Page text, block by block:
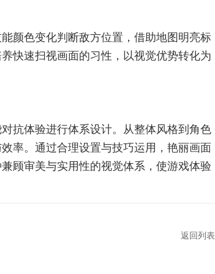
颜色变化判断敌方位置，借助地图明亮标
快速扫视画面的习性，以视觉优势转化为
抗体验进行体系设计。从整体风格到角色
率。通过合理设置与技巧运用，艳丽画面
顾审美与实用性的视觉体系，使游戏体验
返回列表